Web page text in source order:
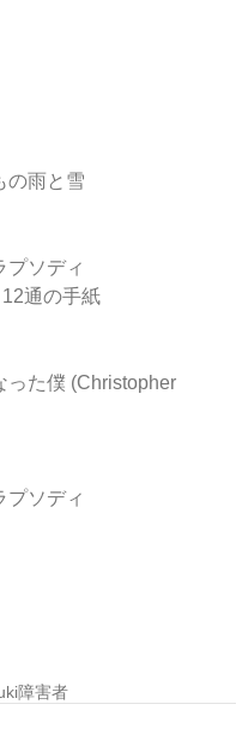
の雨と雪
プソディ
通の手紙
った僕 (Christopher
プソディ
障害者